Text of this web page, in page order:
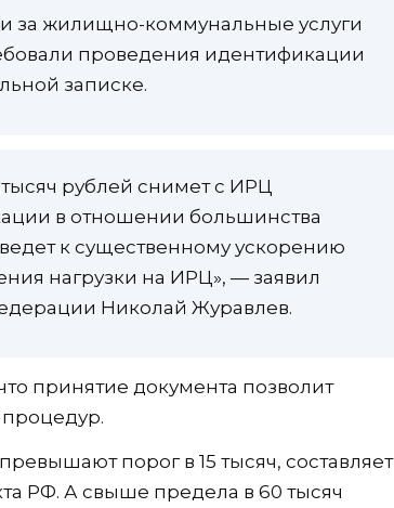
за жилищно-коммунальные услуги
проведения идентификации
записке.
рублей снимет с ИРЦ
в отношении большинства
к существенному ускорению
нагрузки на ИРЦ», — заявил
Николай Журавлев.
принятие документа позволит
порог в 15 тысяч, составляет
РФ. А свыше предела в 60 тысяч